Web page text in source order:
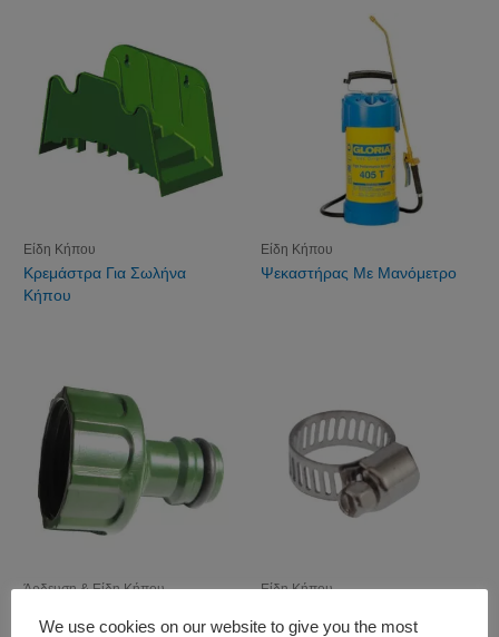
Είδη Κήπου
Κρεμάστρα Για Σωλήνα
Κήπου
Είδη Κήπου
Ψεκαστήρας Με Μανόμετρο
Άρδευση & Είδη Κήπου Είδη Κήπου
We use cookies on our website to give you the most